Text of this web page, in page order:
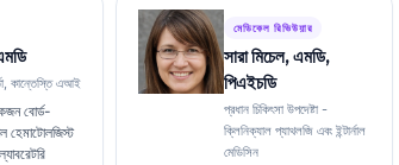
কান্তেস্তি এআই
বোর্ড-
হেমাটোলজিস্ট
মেডিকেল রিভিউয়ার
সারা মিচেল, এমডি,
পিএইচডি
প্রধান চিকিৎসা উপদেষ্টা -
ক্লিনিক্যাল প্যাথলজি এবং ইন্টার্নাল
মেডিসিন